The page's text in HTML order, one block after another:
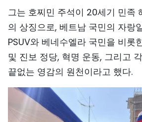
TIẾNG VIỆT
ENGLISH
中文
FRANÇAIS
РУССКИЙ
그는 호찌민 주석이 20세기 민족
의 상징으로, 베트남 국민의 자랑
PSUV와 베네수엘라 국민을 비롯
및 진보 정당, 혁명 운동, 그리고
끝없는 영감의 원천이라고 했다.